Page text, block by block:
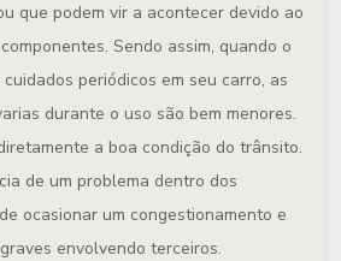
que podem vir a acontecer devido ao
Sendo assim, quando o
periódicos em seu carro, as
durante o uso são bem menores.
a boa condição do trânsito.
de um problema dentro dos
ocasionar um congestionamento e
envolvendo terceiros.